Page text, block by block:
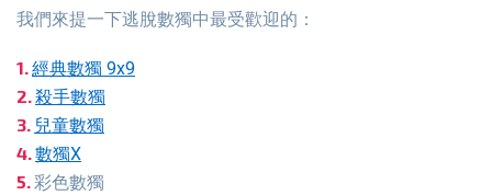
我們來提一下逃脫數獨中最受歡迎的：
經典數獨 9x9
殺手數獨
兒童數獨
數獨X
彩色數獨